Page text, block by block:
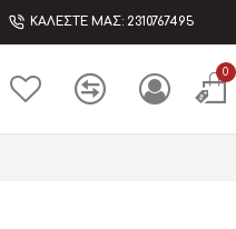
ΚΑΛΕΣΤΕ ΜΑΣ: 2310767495
0